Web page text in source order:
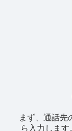
まず、通話先
ら入力します。